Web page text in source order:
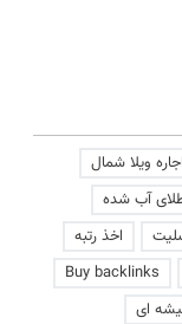
اجاره ویلا شمال
آب شده
اخذ رتبه
Buy backlinks
ای